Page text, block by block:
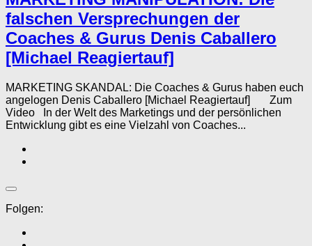
falschen Versprechungen der
Coaches & Gurus Denis Caballero
[Michael Reagiertauf]
MARKETING SKANDAL: Die Coaches & Gurus haben euch
angelogen Denis Caballero [Michael Reagiertauf] Zum
Video In der Welt des Marketings und der persönlichen
Entwicklung gibt es eine Vielzahl von Coaches...
Folgen: